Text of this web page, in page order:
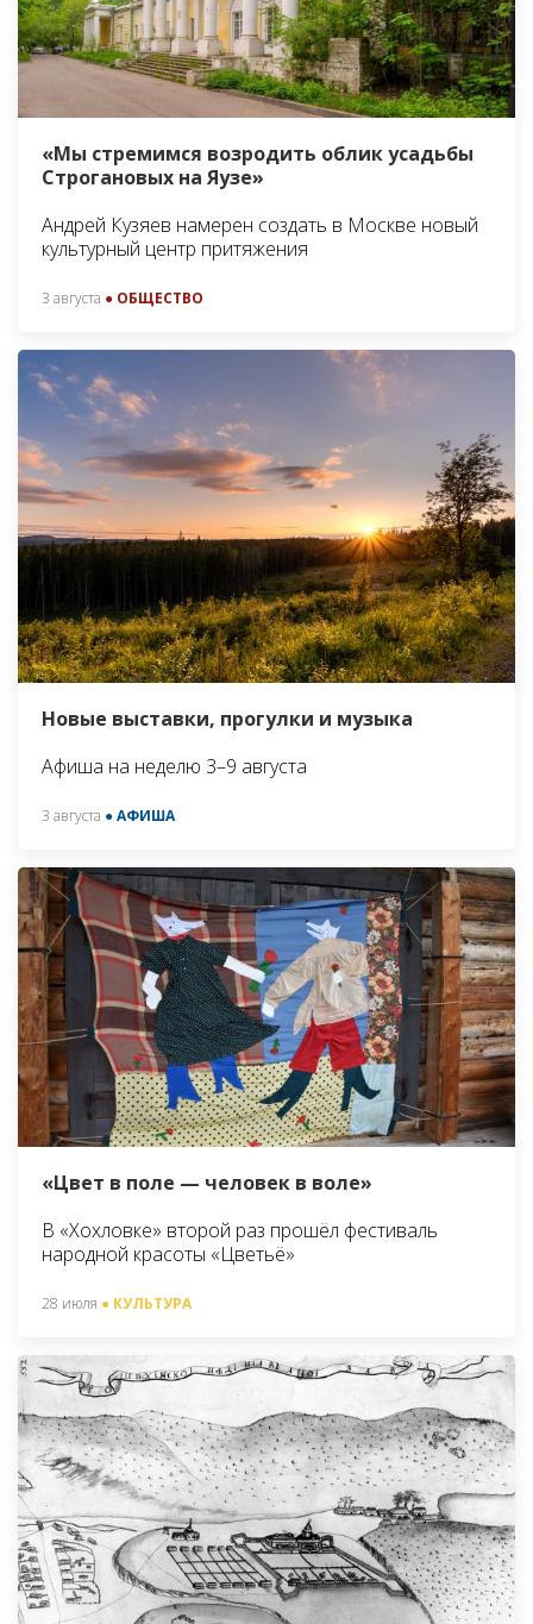
«Мы стремимся возродить облик усадьбы
Строгановых на Яузе»
Андрей Кузяев намерен создать в Москве новый
культурный центр притяжения
3 августа ● ОБЩЕСТВО
Новые выставки, прогулки и музыка
Афиша на неделю 3–9 августа
3 августа ● АФИША
«Цвет в поле — человек в воле»
В «Хохловке» второй раз прошёл фестиваль
народной красоты «Цветьё»
28 июля ● КУЛЬТУРА